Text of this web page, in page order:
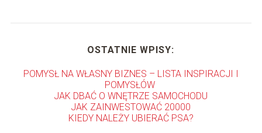
OSTATNIE WPISY:
POMYSŁ NA WŁASNY BIZNES – LISTA INSPIRACJI I
POMYSŁÓW
JAK DBAĆ O WNĘTRZE SAMOCHODU
JAK ZAINWESTOWAĆ 20000
KIEDY NALEŻY UBIERAĆ PSA?